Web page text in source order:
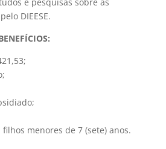
DIEESE.
menores de 7 (sete) anos.